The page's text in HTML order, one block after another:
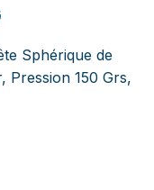
Sphérique de
Pression 150 Grs,